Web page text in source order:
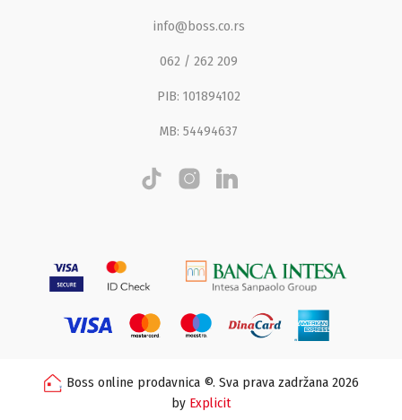
info@boss.co.rs
062 / 262 209
PIB: 101894102
MB: 54494637
Boss online prodavnica ©. Sva prava zadržana 2026
by Explicit